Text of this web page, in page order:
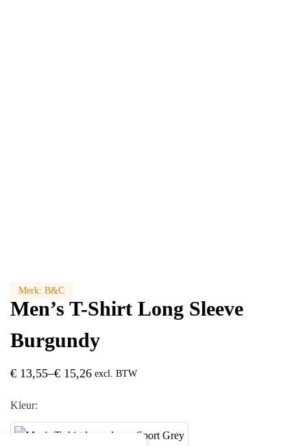
Merk: B&C
Men’s T-Shirt Long Sleeve
Burgundy
€ 13,55–€ 15,26 excl. BTW
Kleur: